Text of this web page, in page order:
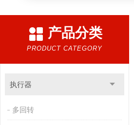
产品分类
PRODUCT CATEGORY
执行器
多回转